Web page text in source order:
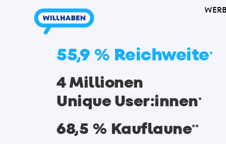
55,9 % Reichweite*
4 Millionen
Unique User:innen*
68,5 % Kauflaune**